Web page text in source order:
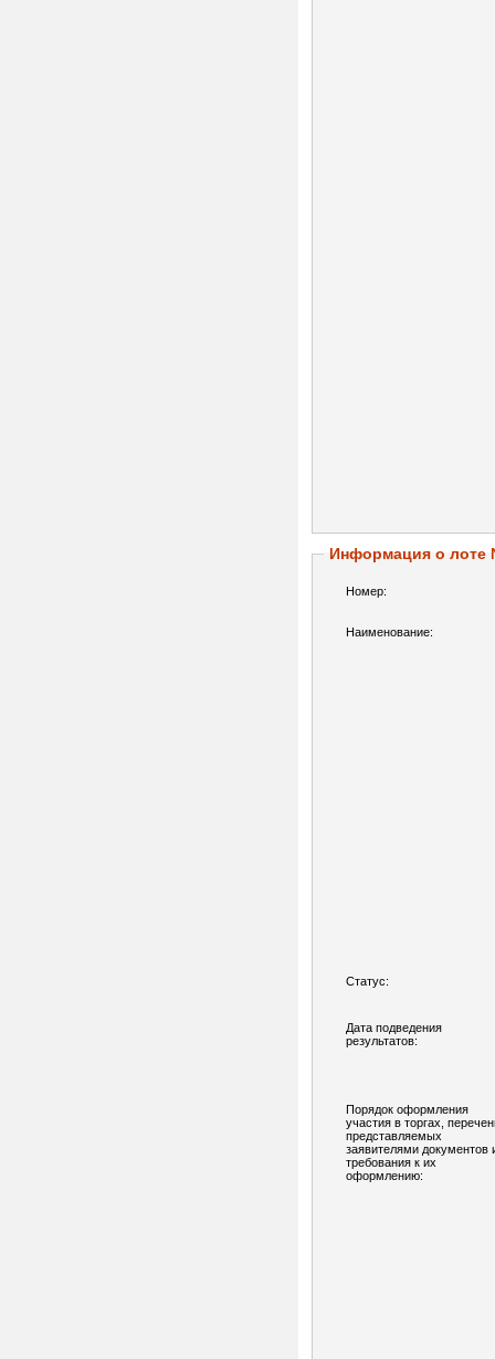
Информация о лоте
Номер:
Наименование:
Статус:
Дата подведения
результатов:
Порядок оформления
участия в торгах,
представляемых
заявителями документов
требования к их
оформлению: